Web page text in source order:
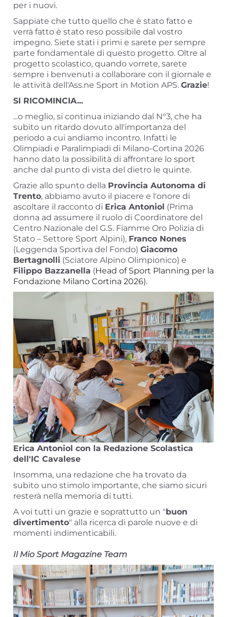
per i nuovi.
Sappiate che tutto quello che è stato fatto e
verrà fatto è stato reso possibile dal vostro
impegno. Siete stati i primi e sarete per sempre
parte fondamentale di questo progetto. Oltre al
progetto scolastico, quando vorrete, sarete
sempre i benvenuti a collaborare con il giornale e
le attività dell'Ass.ne Sport in Motion APS. Grazie!
SI RICOMINCIA...
...o meglio, si continua iniziando dal N°3, che ha
subito un ritardo dovuto all'importanza del
periodo a cui andiamo incontro. Infatti le
Olimpiadi e Paralimpiadi di Milano-Cortina 2026
hanno dato la possibilità di affrontare lo sport
anche dal punto di vista del dietro le quinte.
Grazie allo spunto della Provincia Autonoma di
Trento, abbiamo avuto il piacere e l'onore di
ascoltare il racconto di Erica Antoniol (Prima
donna ad assumere il ruolo di Coordinatore del
Centro Nazionale del G.S. Fiamme Oro Polizia di
Stato – Settore Sport Alpini), Franco Nones
(Leggenda Sportiva del Fondo) Giacomo
Bertagnolli (Sciatore Alpino Olimpionico) e
Filippo Bazzanella (Head of Sport Planning per la
Fondazione Milano Cortina 2026).
Erica Antoniol con la Redazione Scolastica
dell'IC Cavalese
Insomma, una redazione che ha trovato da
subito uno stimolo importante, che siamo sicuri
resterà nella memoria di tutti.
A voi tutti un grazie e soprattutto un "buon
divertimento" alla ricerca di parole nuove e di
momenti indimenticabili.
Il Mio Sport Magazine Team